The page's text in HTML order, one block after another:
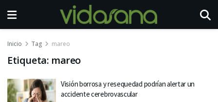
Inicio Tag mareo
Etiqueta: mareo
Visión borrosa y resequedad podrían alertar un
accidente cerebrovascular